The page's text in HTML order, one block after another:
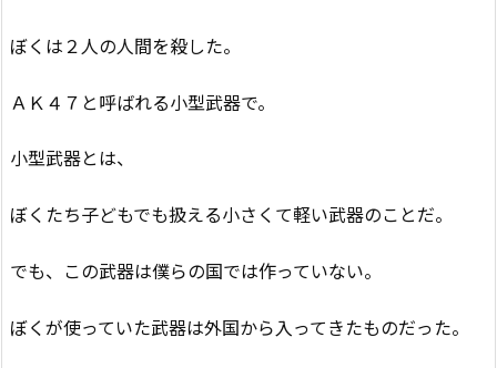
ぼくは２人の人間を殺した。
ＡＫ４７と呼ばれる小型武器で。
小型武器とは、
ぼくたち子どもでも扱える小さくて軽い武器のことだ。
でも、この武器は僕らの国では作っていない。
ぼくが使っていた武器は外国から入ってきたものだった。